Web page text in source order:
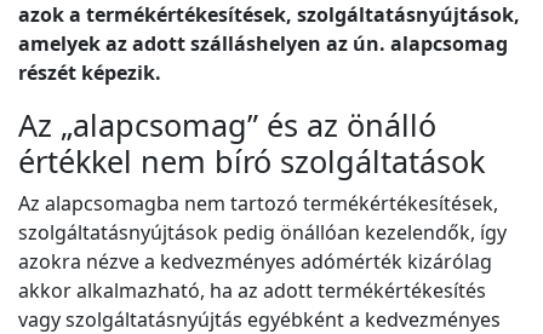
azok a termékértékesítések, szolgáltatásnyújtások,
amelyek az adott szálláshelyen az ún. alapcsomag
részét képezik.
Az „alapcsomag” és az önálló
értékkel nem bíró szolgáltatások
Az alapcsomagba nem tartozó termékértékesítések,
szolgáltatásnyújtások pedig önállóan kezelendők, így
azokra nézve a kedvezményes adómérték kizárólag
akkor alkalmazható, ha az adott termékértékesítés
vagy szolgáltatásnyújtás egyébként a kedvezményes